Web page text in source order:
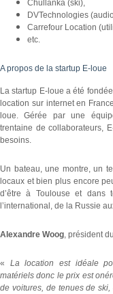
Chullanka (ski),
DVTechnologies
Carrefour Location
etc.
A propos de la startup E-loue
La startup E-loue a été
location sur internet en
loue. Gérée par une
trentaine de collaborateurs,
besoins.
Un bateau, une montre, un
locaux et bien plus encore
d’être à Toulouse et
l’international, de la Russie
Alexandre Woog, président
« La location est idéale
matériels donc le prix est
de voitures, de tenues de